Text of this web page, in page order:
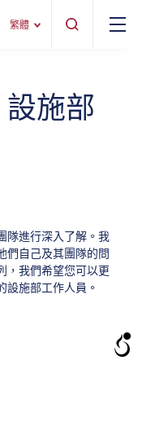
繁體
施部
隊進行深入了解。我
們自己及其團隊的問
，我們希望您可以更
設施部工作人員。